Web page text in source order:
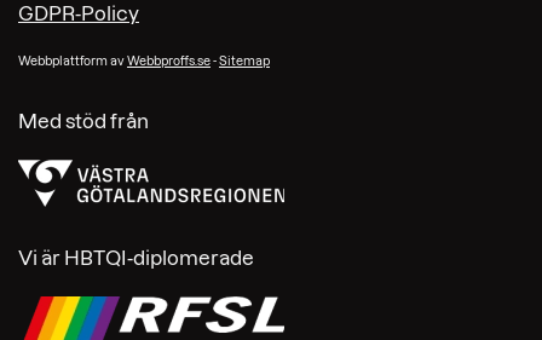
GDPR-Policy
Webbplattform avWebbproffs.se-Sitemap
Med stöd från
Vi är HBTQI-diplomerade